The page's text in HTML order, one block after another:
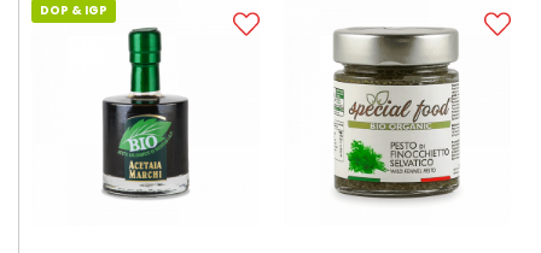
DOP & IGP